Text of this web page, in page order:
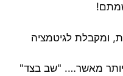
ומקבלת לגיטמציה
יותר מאשר…. "שב בצד"